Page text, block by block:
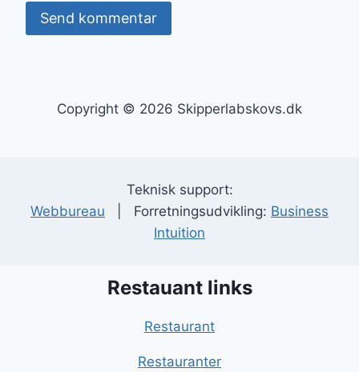
Copyright © 2026 Skipperlabskovs.dk
Teknisk support:
Webbureau | Forretningsudvikling: Business
Intuition
Restauant links
Restaurant
Restauranter